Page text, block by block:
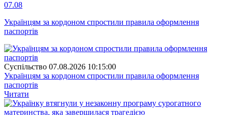
07.08
Українцям за кордоном спростили правила оформлення
паспортів
Суспiльство 07.08.2026 10:15:00
Українцям за кордоном спростили правила оформлення
паспортів
Читати